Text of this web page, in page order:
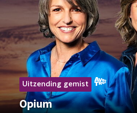
Uitzending gemist
Opium